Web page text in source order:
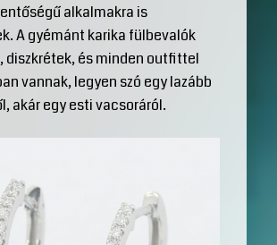
alkalmakra is
A gyémánt karika fülbevalók
diszkrétek, és minden outfittel
vannak, legyen szó egy lazább
akár egy esti vacsoráról.